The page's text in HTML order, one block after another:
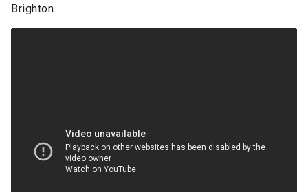
Brighton.